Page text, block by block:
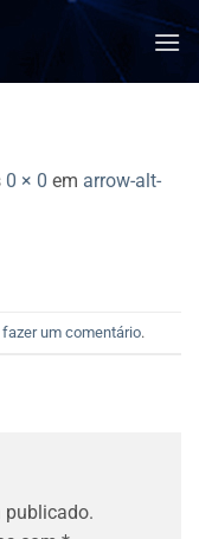
0 × 0 em arrow-alt-
fazer um comentário.
publicado.